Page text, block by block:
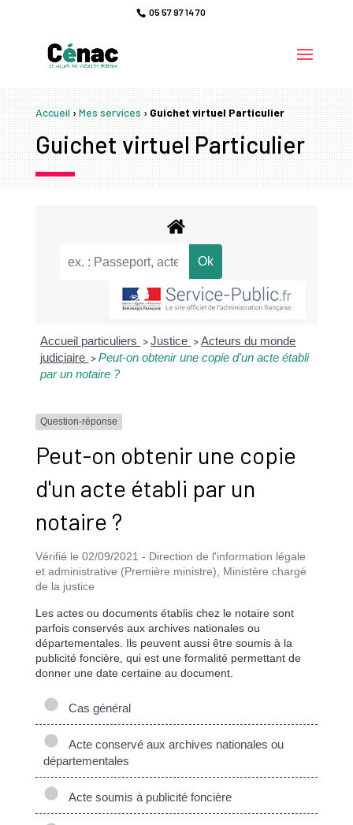
05 57 97 14 70
Accueil›Mes services›Guichet virtuel Particulier
Guichet virtuel Particulier
Accueil particuliers > Justice > Acteurs du monde
judiciaire > Peut-on obtenir une copie d'un acte établi
par un notaire ?
Question-réponse
Peut-on obtenir une copie
d'un acte établi par un
notaire ?
Vérifié le 02/09/2021 - Direction de l'information légale
et administrative (Première ministre), Ministère chargé
de la justice
Les actes ou documents établis chez le notaire sont
parfois conservés aux archives nationales ou
départementales. Ils peuvent aussi être soumis à la
publicité foncière, qui est une formalité permettant de
donner une date certaine au document.
Cas général
Acte conservé aux archives nationales ou
départementales
Acte soumis à publicité foncière